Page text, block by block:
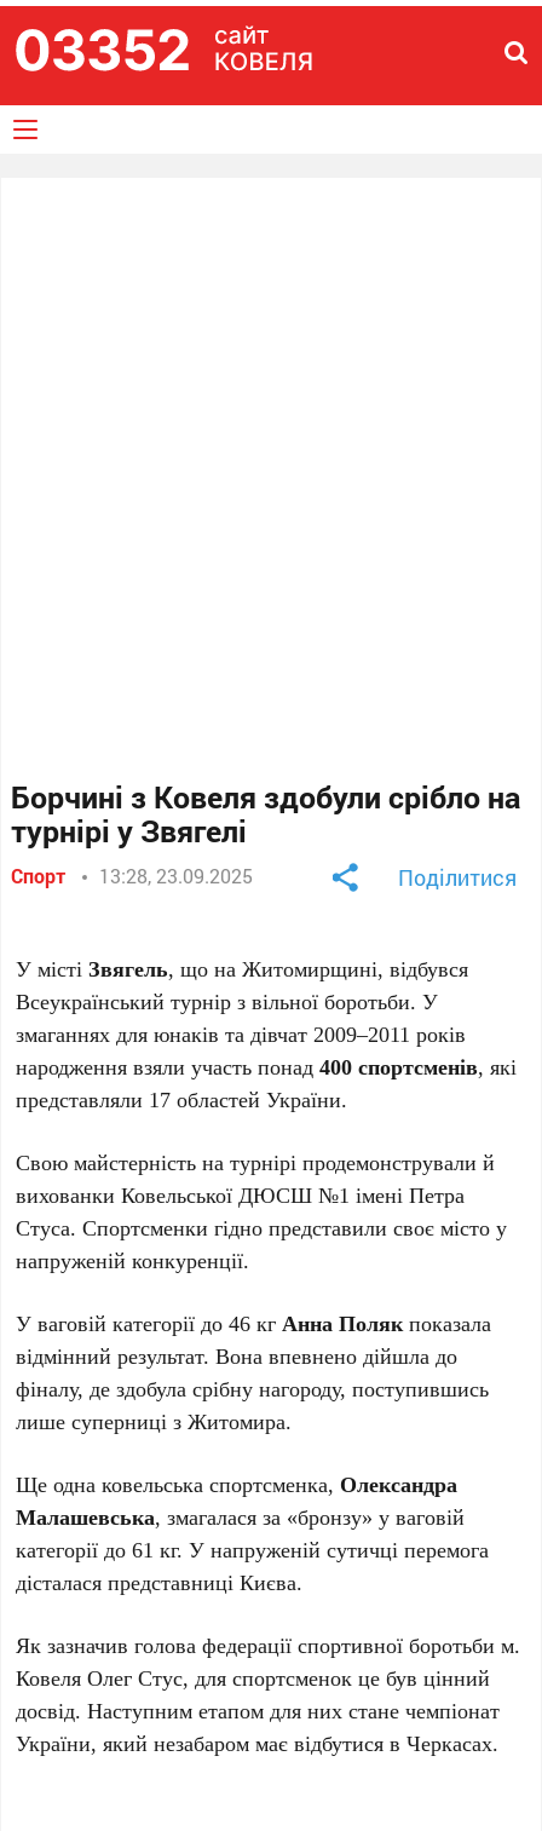
Борчині з Ковеля здобули срібло на
турнірі у Звягелі
Спорт 13:28, 23.09.2025 Поділитися
У містіЗвягель, що на Житомирщині, відбувся
Всеукраїнський турнір з вільної боротьби. У
змаганнях для юнаків та дівчат 2009–2011 років
народження взяли участь понад400 спортсменів, які
представляли 17 областей України.
Свою майстерність на турнірі продемонстрували й
вихованки Ковельської ДЮСШ №1 імені Петра
Стуса. Спортсменки гідно представили своє місто у
напруженій конкуренції.
У ваговій категорії до 46 кгАнна Полякпоказала
відмінний результат. Вона впевнено дійшла до
фіналу, де здобула срібну нагороду, поступившись
лише суперниці з Житомира.
Ще одна ковельська спортсменка, Олександра
Малашевська, змагалася за «бронзу» у ваговій
категорії до 61 кг. У напруженій сутичці перемога
дісталася представниці Києва.
Як зазначив голова федерації спортивної боротьби м.
Ковеля Олег Стус, для спортсменок це був цінний
досвід. Наступним етапом для них стане чемпіонат
України, який незабаром має відбутися в Черкасах.